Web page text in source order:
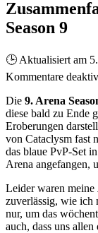
Season 9
🕒 Aktualisiert am
Kommentare
Die 9. Arena
diese bald zu Ende
Eroberungen
von Cataclysm fast
das blaue PvP-Set
Arena angefangen,
Leider waren meine
zuverlässig, wie ich
nur, um das
auch, dass uns